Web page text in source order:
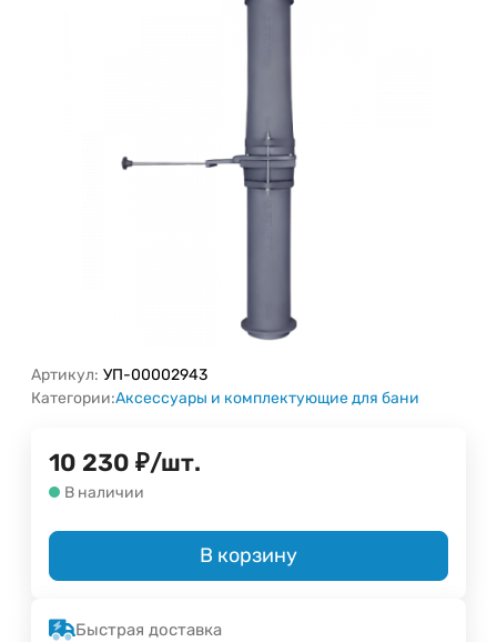
Артикул: УП-00002943
Категории:Аксессуары и комплектующие для бани
10 230 ₽/шт.
В наличии
В корзину
Быстрая доставка